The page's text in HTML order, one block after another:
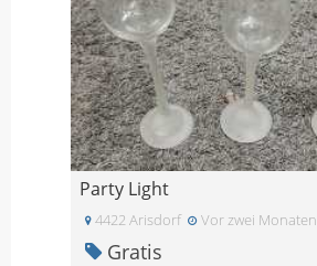
Party Light
4422 Arisdorf Vor zwei Monaten
Gratis